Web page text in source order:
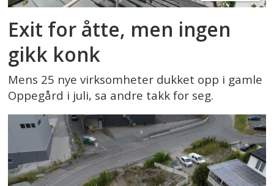
Exit for åtte, men ingen
gikk konk
Mens 25 nye virksomheter dukket opp i gamle
Oppegård i juli, sa andre takk for seg.